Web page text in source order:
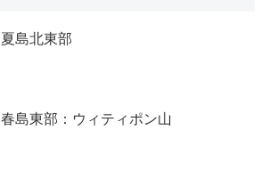
夏島北東部
春島東部：ウィティポン山